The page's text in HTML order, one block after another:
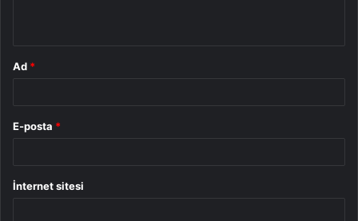
Ad *
E-posta *
İnternet sitesi